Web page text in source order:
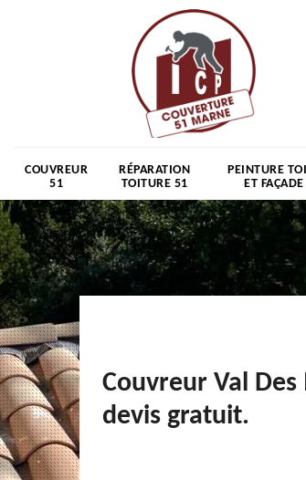
COUVREUR
51
RÉPARATION
TOITURE 51
PEINTURE
ET
Couvreur Val
devis gratuit.